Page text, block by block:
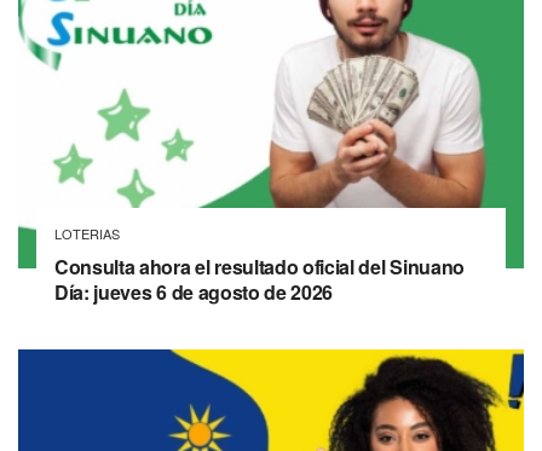
LOTERIAS
Consulta ahora el resultado oficial del Sinuano
Día: jueves 6 de agosto de 2026